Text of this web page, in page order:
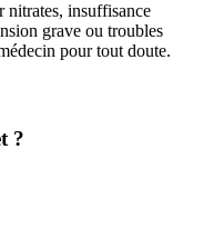
nitrates, insuffisance
grave ou troubles
pour tout doute.
?